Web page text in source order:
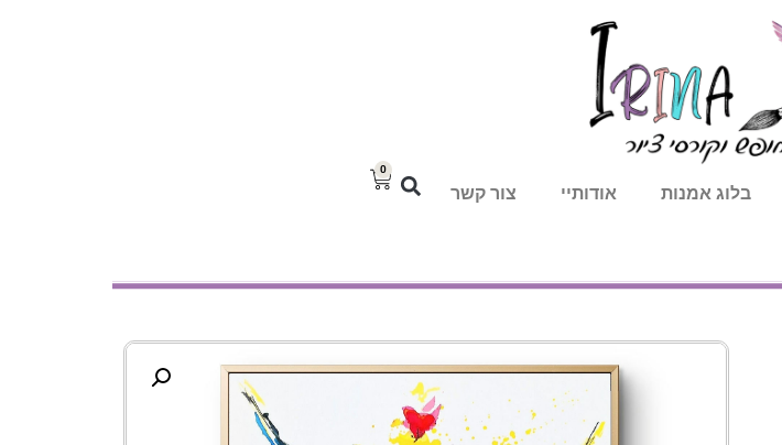
בלוג אמנות אודותיי צור קשר
0